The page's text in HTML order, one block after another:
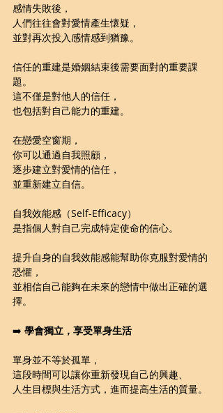
感情失敗後，
人們往往會對愛情產生懷疑，
並對再次投入感情感到猶豫。
信任的重建是婚姻結束後需要面對的重要課
題。
這不僅是對他人的信任，
也包括對自己能力的重建。
在戀愛空窗期，
你可以通過自我照顧，
逐步建立對愛情的信任，
並重新建立自信。
自我效能感（Self-Efficacy）
是指個人對自己完成特定使命的信心。
提升自身的自我效能感能幫助你克服對愛情的
恐懼，
並相信自己能夠在未來的戀情中做出正確的選
擇。
➡️ 學會獨立，享受單身生活
單身並不等於孤單，
這段時間可以讓你重新發現自己的興趣、
人生目標與生活方式，進而提高生活的質量。